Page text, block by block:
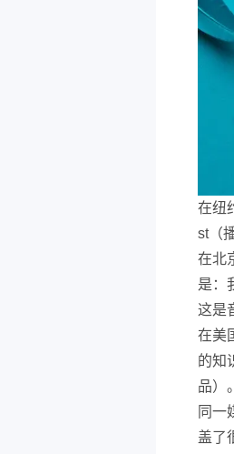
在纽
st（
在北
是：
这是
在美
的知
品）。
同一
盖了